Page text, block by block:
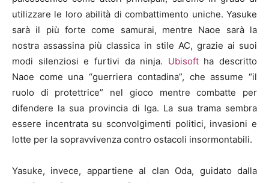
utilizzare le loro abilità di combattimento uniche. Yasuke
sarà il più forte come samurai, mentre Naoe sarà la
nostra assassina più classica in stile AC, grazie ai suoi
modi silenziosi e furtivi da ninja. Ubisoftha descritto
Naoe come una “guerriera contadina”, che assume “il
ruolo di protettrice” nel gioco mentre combatte per
difendere la sua provincia di Iga. La sua trama sembra
essere incentrata su sconvolgimenti politici, invasioni e
lotte per la sopravvivenza contro ostacoli insormontabili.
Yasuke, invece, appartiene al clan Oda, guidato dalla